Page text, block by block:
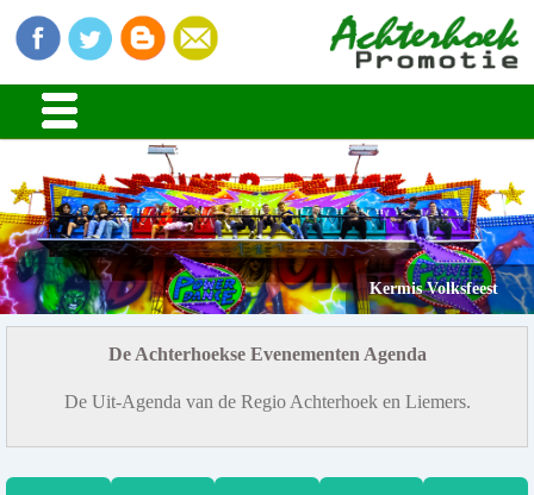
Kermis Volksfeest
De Achterhoekse Evenementen Agenda
De Uit-Agenda van de Regio Achterhoek en Liemers.